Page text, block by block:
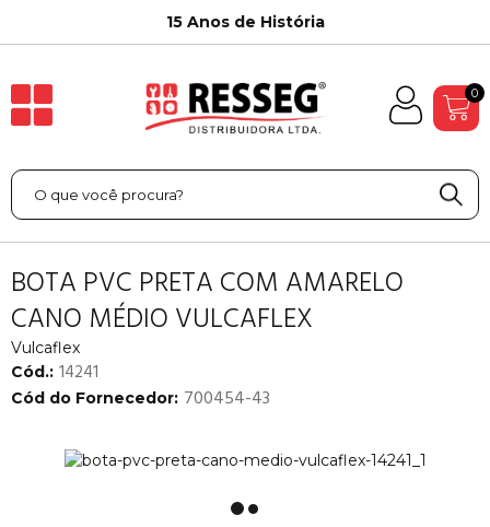
15 Anos de História
0
BOTA PVC PRETA COM AMARELO
CANO MÉDIO VULCAFLEX
Vulcaflex
Cód.: 14241
Cód do Fornecedor: 700454-43